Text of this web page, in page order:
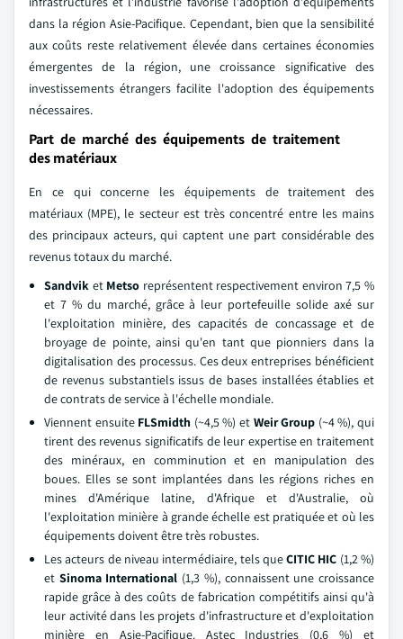
dans la région Asie-Pacifique. Cependant, bien que la sensibilité
aux coûts reste relativement élevée dans certaines économies
émergentes de la région, une croissance significative des
investissements étrangers facilite l'adoption des équipements
nécessaires.
Part de marché des équipements de traitement
des matériaux
En ce qui concerne les équipements de traitement des
matériaux (MPE), le secteur est très concentré entre les mains
des principaux acteurs, qui captent une part considérable des
revenus totaux du marché.
Sandvik et Metso représentent respectivement environ 7,5 %
et 7 % du marché, grâce à leur portefeuille solide axé sur
l'exploitation minière, des capacités de concassage et de
broyage de pointe, ainsi qu'en tant que pionniers dans la
digitalisation des processus. Ces deux entreprises bénéficient
de revenus substantiels issus de bases installées établies et
de contrats de service à l'échelle mondiale.
Viennent ensuite FLSmidth (~4,5 %) et Weir Group (~4 %), qui
tirent des revenus significatifs de leur expertise en traitement
des minéraux, en comminution et en manipulation des
boues. Elles se sont implantées dans les régions riches en
mines d'Amérique latine, d'Afrique et d'Australie, où
l'exploitation minière à grande échelle est pratiquée et où les
équipements doivent être très robustes.
Les acteurs de niveau intermédiaire, tels queCITIC HIC (1,2 %)
et Sinoma International (1,3 %), connaissent une croissance
rapide grâce à des coûts de fabrication compétitifs ainsi qu'à
leur activité dans les projets d'infrastructure et d'exploitation
minière en Asie-Pacifique. Astec Industries (0,6 %) et